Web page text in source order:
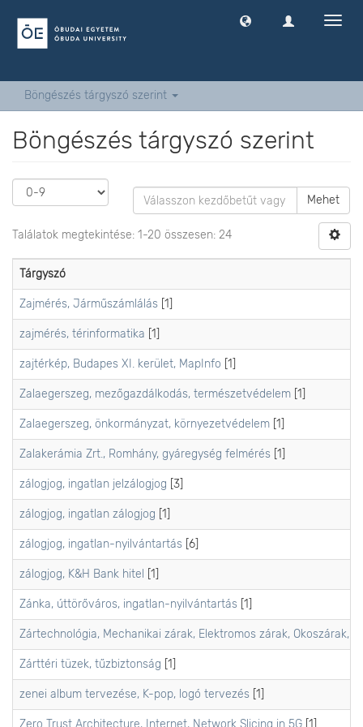
Böngészés tárgyszó szerint
Böngészés tárgyszó szerint
Mehet
Találatok megtekintése: 1-20 összesen: 24
Tárgyszó
Zajmérés, Járműszámlálás [1]
zajmérés, térinformatika [1]
zajtérkép, Budapes XI. kerület, MapInfo [1]
Zalaegerszeg, mezőgazdálkodás, természetvédelem [1]
Zalaegerszeg, önkormányzat, környezetvédelem [1]
Zalakerámia Zrt., Romhány, gyáregység felmérés [1]
zálogjog, ingatlan jelzálogjog [3]
zálogjog, ingatlan zálogjog [1]
zálogjog, ingatlan-nyilvántartás [6]
zálogjog, K&H Bank hitel [1]
Zánka, úttörőváros, ingatlan-nyilvántartás [1]
Zártechnológia, Mechanikai zárak, Elektromos zárak, Okoszárak,
Zárttéri tüzek, tűzbiztonság [1]
zenei album tervezése, K-pop, logó tervezés [1]
Zero Trust Architecture, Internet, Network Slicing in 5G [1]